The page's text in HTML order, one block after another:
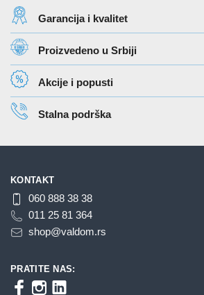
Garancija i kvalitet
Proizvedeno u Srbiji
Akcije i popusti
Stalna podrška
KONTAKT
060 888 38 38
011 25 81 364
shop@valdom.rs
PRATITE NAS: